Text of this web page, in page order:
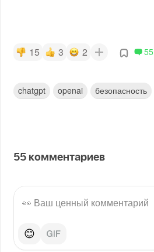
15 3 2 55
chatgpt openai безопасность
55 комментариев
😊